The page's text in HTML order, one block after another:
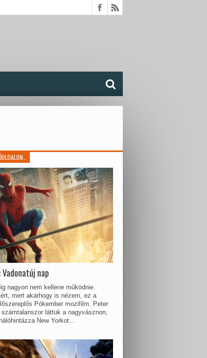
nap
nagyon nem kellene működnie.
mert akárhogy is nézem, ez a
Pókember mozifilm. Peter
láttuk a nagyvásznon,
New Yorkot...